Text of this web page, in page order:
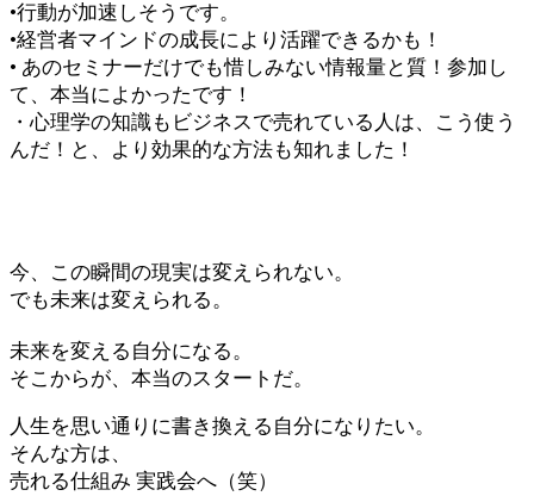
•行動が加速しそうです。
•経営者マインドの成長により活躍できるかも！
• あのセミナーだけでも惜しみない情報量と質！参加し
て、本当によかったです！
・心理学の知識もビジネスで売れている人は、こう使う
んだ！と、より効果的な方法も知れました！
今、この瞬間の現実は変えられない。
でも未来は変えられる。
未来を変える自分になる。
そこからが、本当のスタートだ。
人生を思い通りに書き換える自分になりたい。
そんな方は、
売れる仕組み 実践会へ（笑）